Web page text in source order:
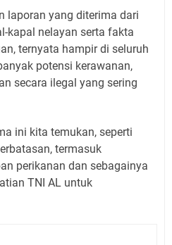
laporan yang diterima dari
kapal nelayan serta fakta
ternyata hampir di seluruh
potensi kerawanan,
secara ilegal yang sering
ini kita temukan, seperti
termasuk
perikanan dan sebagainya
TNI AL untuk